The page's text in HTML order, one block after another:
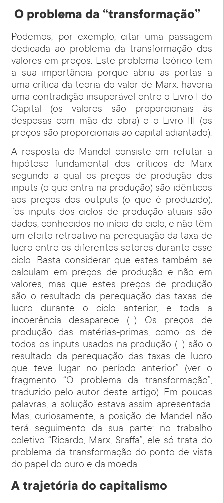
O problema da “transformação”
Podemos, por exemplo, citar uma passagem
dedicada ao problema da transformação dos
valores em preços. Este problema teórico tem
a sua importância porque abriu as portas a
uma crítica da teoria do valor de Marx: haveria
uma contradição insuperável entre o Livro I do
Capital (os valores são proporcionais às
despesas com mão de obra) e o Livro III (os
preços são proporcionais ao capital adiantado).
A resposta de Mandel consiste em refutar a
hipótese fundamental dos críticos de Marx
segundo a qual os preços de produção dos
inputs (o que entra na produção) são idênticos
aos preços dos outputs (o que é produzido):
“os inputs dos ciclos de produção atuais são
dados, conhecidos no início do ciclo, e não têm
um efeito retroativo na perequação da taxa de
lucro entre os diferentes setores durante esse
ciclo. Basta considerar que estes também se
calculam em preços de produção e não em
valores, mas que estes preços de produção
são o resultado da perequação das taxas de
lucro durante o ciclo anterior, e toda a
incoerência desaparece (…) Os preços de
produção das matérias-primas, como os de
todos os inputs usados na produção (…) são o
resultado da perequação das taxas de lucro
que teve lugar no período anterior” (ver o
fragmento “O problema da transformação”,
traduzido pelo autor deste artigo). Em poucas
palavras, a solução estava assim apresentada.
Mas, curiosamente, a posição de Mandel não
terá seguimento da sua parte: no trabalho
coletivo “Ricardo, Marx, Sraffa”, ele só trata do
problema da transformação do ponto de vista
do papel do ouro e da moeda.
A trajetória do capitalismo